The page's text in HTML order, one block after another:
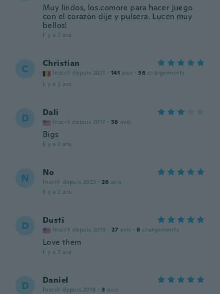
Muy lindos, los.comore para hacer juego
con el corazón dije y pulsera. Lucen muy
bellos!
il y a 2 ans
C Christian
Inscrit depuis 2021 · 141 avis · 36 chargements
il y a 2 ans
D Dali
Inscrit depuis 2017 · 38 avis
Bigs
il y a 2 ans
N No
Inscrit depuis 2023 · 26 avis
il y a 2 ans
D Dusti
Inscrit depuis 2019 · 27 avis · 8 chargements
Love them
il y a 2 ans
D Daniel
Inscrit depuis 2018 · 3 avis